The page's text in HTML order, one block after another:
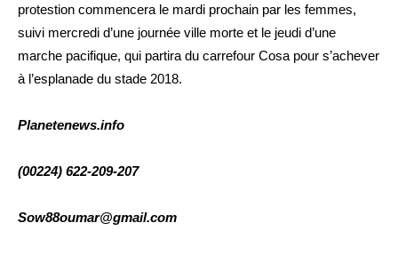
protestion commencera le mardi prochain par les femmes,
suivi mercredi d’une journée ville morte et le jeudi d’une
marche pacifique, qui partira du carrefour Cosa pour s’achever
à l’esplanade du stade 2018.
Planetenews.info
(00224) 622-209-207
Sow88oumar@gmail.com